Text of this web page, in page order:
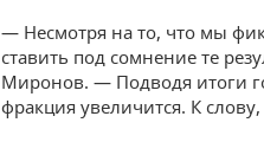
— Несмотря на то, что мы
ставить под сомнение те
Миронов. — Подводя итоги
фракция увеличится. К